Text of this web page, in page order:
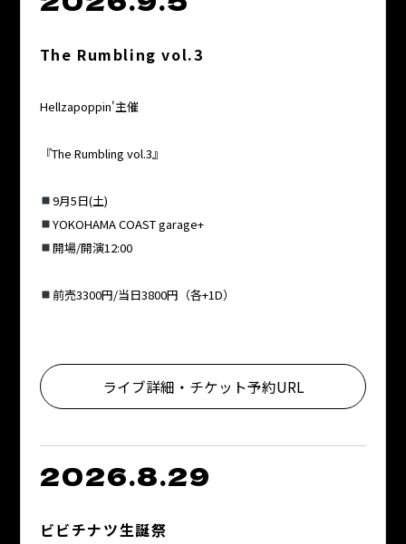
The Rumbling vol.3
Hellzapoppin'主催
『The Rumbling vol.3』
9月5日(土)
YOKOHAMA COAST garage+
開場/開演12:00
前売3300円/当日3800円（各+1D）
ライブ詳細・チケット予約URL
2026.8.29
ビビチナツ生誕祭